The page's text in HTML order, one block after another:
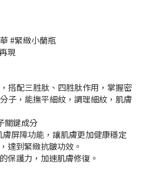
#緊緻小蘭瓶
現
搭配三胜肽、四胜肽作用，掌握密
子，能撫平細紋，調理細紋，肌膚
關鍵成分
屏障功能，讓肌膚更加健康穩定
達到緊緻抗皺功效。
保護力，加速肌膚修復。